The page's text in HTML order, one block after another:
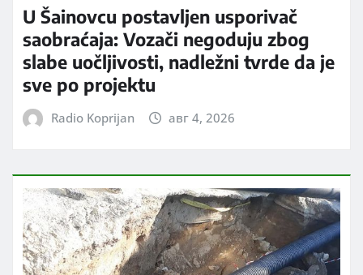
U Šainovcu postavljen usporivač
saobraćaja: Vozači negoduju zbog
slabe uočljivosti, nadležni tvrde da je
sve po projektu
Radio Koprijan авг 4, 2026